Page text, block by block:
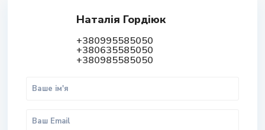
Наталія Гордіюк
+380995585050
+380635585050
+380985585050